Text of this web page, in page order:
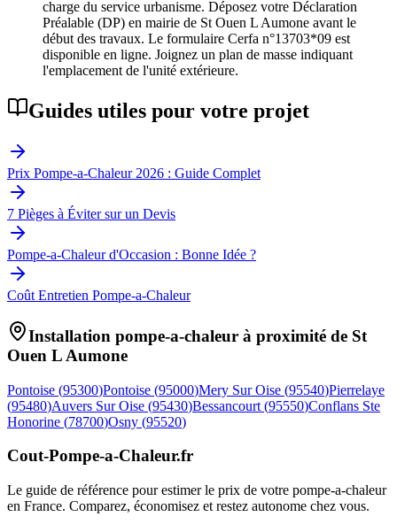
charge du service urbanisme. Déposez votre Déclaration
Préalable (DP) en mairie de St Ouen L Aumone avant le
début des travaux. Le formulaire Cerfa n°13703*09 est
disponible en ligne. Joignez un plan de masse indiquant
l'emplacement de l'unité extérieure.
Guides utiles pour votre projet
Prix Pompe-a-Chaleur 2026 : Guide Complet
7 Pièges à Éviter sur un Devis
Pompe-a-Chaleur d'Occasion : Bonne Idée ?
Coût Entretien Pompe-a-Chaleur
Installation pompe-a-chaleur à proximité de St
Ouen L Aumone
Pontoise (95300)Pontoise (95000)Mery Sur Oise (95540)Pierrelaye
(95480)Auvers Sur Oise (95430)Bessancourt (95550)Conflans Ste
Honorine (78700)Osny (95520)
Cout-Pompe-a-Chaleur.fr
Le guide de référence pour estimer le prix de votre pompe-a-chaleur
en France. Comparez, économisez et restez autonome chez vous.